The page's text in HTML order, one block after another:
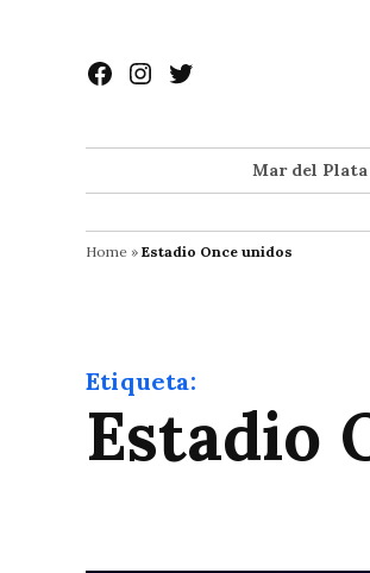
contenido
Facebook
Instagram
Twitter
Mar del Plata
Home » Estadio Once unidos
Etiqueta:
Estadio